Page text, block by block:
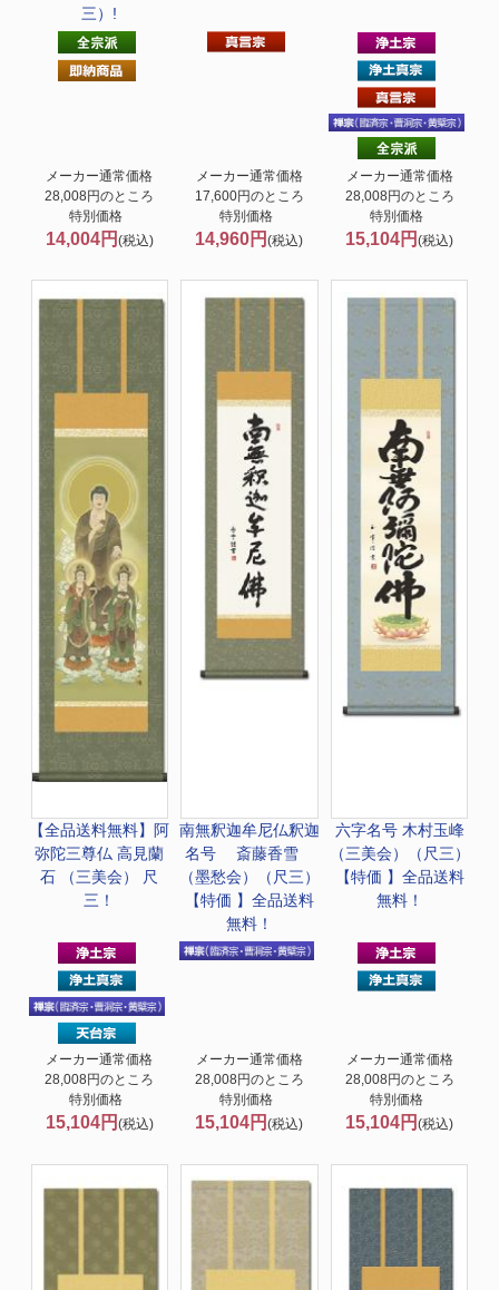
三）!
メーカー通常価格
28,008円のところ
特別価格
14,004円 (税込)
メーカー通常価格
17,600円のところ
特別価格
14,960円(税込)
メーカー通常価格
28,008円のところ
特別価格
15,104円(税込)
【全品送料無料】 阿
弥陀三尊仏 高見蘭
石 （三美会） 尺
三！
メーカー通常価格
28,008円のところ
特別価格
15,104円 (税込)
南無釈迦牟尼仏釈迦
名号 斎藤香雪
（墨愁会）（尺三）
【特価 】全品送料
無料！
メーカー通常価格
28,008円のところ
特別価格
15,104円(税込)
六字名号 木村玉峰
（三美会）（尺三）
【特価 】全品送料
無料！
メーカー通常価格
28,008円のところ
特別価格
15,104円(税込)